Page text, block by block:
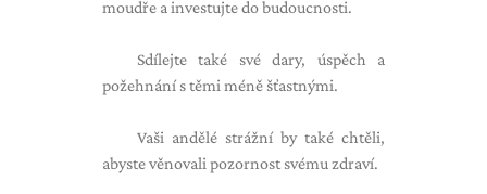
moudře a investujte do budoucnosti.
Sdílejte také své dary, úspěch a
požehnání s těmi méně šťastnými.
Vaši andělé strážní by také chtěli,
abyste věnovali pozornost svému zdraví.